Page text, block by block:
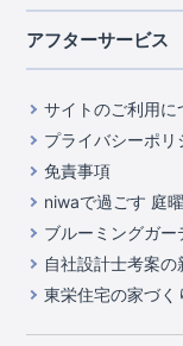
中部
山梨県
静
滋賀県
京
中国・四国
岡山県
広
九州・沖縄
福岡県
熊
室内空間を快適に
コストパフォーマ
充実のアフターサ
第三者評価による
家づくりのプロに
住んでみるとじ
自社一貫体制
ご紹介制度のご案内
東栄INDEX（用語
アフターサービス
サイトのご利用に
プライバシーポリ
免責事項
niwaで過ごす 庭
ブルーミングガ
自社設計士考案
東栄住宅の家づく